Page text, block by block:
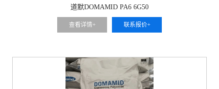
道默DOMAMID PA6 6G50
查看详情+ 联系报价+